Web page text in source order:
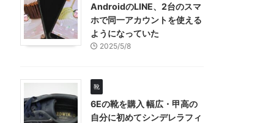
AndroidのLINE、2台のスマ
ホで同一アカウントを使える
ようになっていた
2025/5/8
靴
6Eの靴を購入 幅広・甲高の
自分に初めてシンデレラフィ